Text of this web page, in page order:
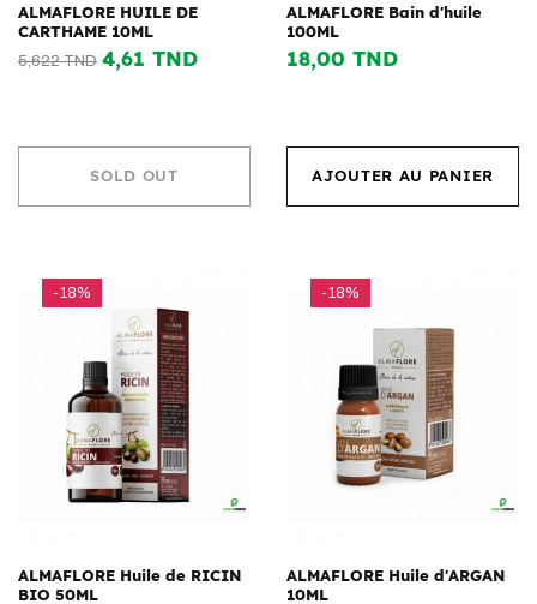
ALMAFLORE HUILE DE
CARTHAME 10ML
5,622 TND 4,61 TND
SOLD OUT
ALMAFLORE Bain d'huile
100ML
18,00 TND
AJOUTER AU PANIER
-18%
ALMAFLORE Huile de RICIN
BIO 50ML
-18%
ALMAFLORE Huile d'ARGAN
10ML